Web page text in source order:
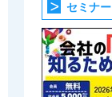
セミナー